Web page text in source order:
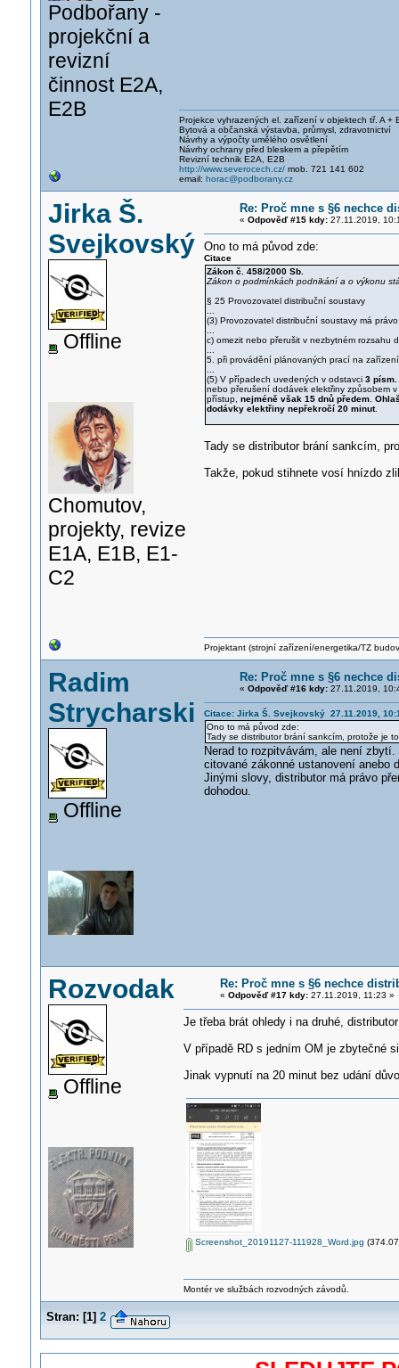
Podbořany -
projekční a
revizní
činnost E2A,
E2B
Projekce vyhrazených el. zařízení v objektech tř. A +
Bytová a občanská výstavba, průmysl, zdravotnictví
Návrhy a výpočty umělého osvětlení
Návrhy ochrany před bleskem a přepětím
Revizní technik E2A, E2B
http://www.severocech.cz/mob. 721 141 602
email: horac@podborany.cz
Jirka Š.
Svejkovský
Offline
Chomutov,
projekty, revize
E1A, E1B, E1-
C2
Re: Proč mne s §6 nechce
« Odpověď #15 kdy:27.11.2019,
Ono to má původ zde:
Citace
Zákon č. 458/2000 Sb.
Zákon o podmínkách podnikání a o výkonu
§ 25 Provozovatel distribuční soustavy
(3) Provozovatel distribuční soustavy má právo
c) omezit nebo přerušit v nezbytném rozsahu
5. při provádění plánovaných prací na
(5) V případech uvedených v odstavci 3 písm.
nebo přerušení dodávek elektřiny způsobem
přístup, nejméně však 15 dnů předem.
dodávky elektřiny nepřekročí 20 minut.
Tady se distributor brání sankcím,
Takže, pokud stihnete vosí hnízdo
Projektant (strojní zařízení/energetika/TZ
Radim
Strycharski
Offline
Re: Proč mne s §6 nechce
« Odpověď #16 kdy:27.11.2019,
Citace: Jirka Š. Svejkovský 27.11.2019,
Ono to má původ zde:
Tady se distributor brání sankcím, protože je
Nerad to rozpitvávám, ale není
citované zákonné ustanovení anebo
Jinými slovy, distributor má právo
dohodou.
Rozvodak
Offline
Re: Proč mne s §6 nechce
« Odpověď #17 kdy:27.11.2019, 11:23 »
Je třeba brát ohledy i na druhé,
V případě RD s jedním OM je zbytečné
Jinak vypnutí na 20 minut bez udání
Screenshot_20191127-111928_Word.jpg
Montér ve službách rozvodných závodů.
Stran: [1] 2